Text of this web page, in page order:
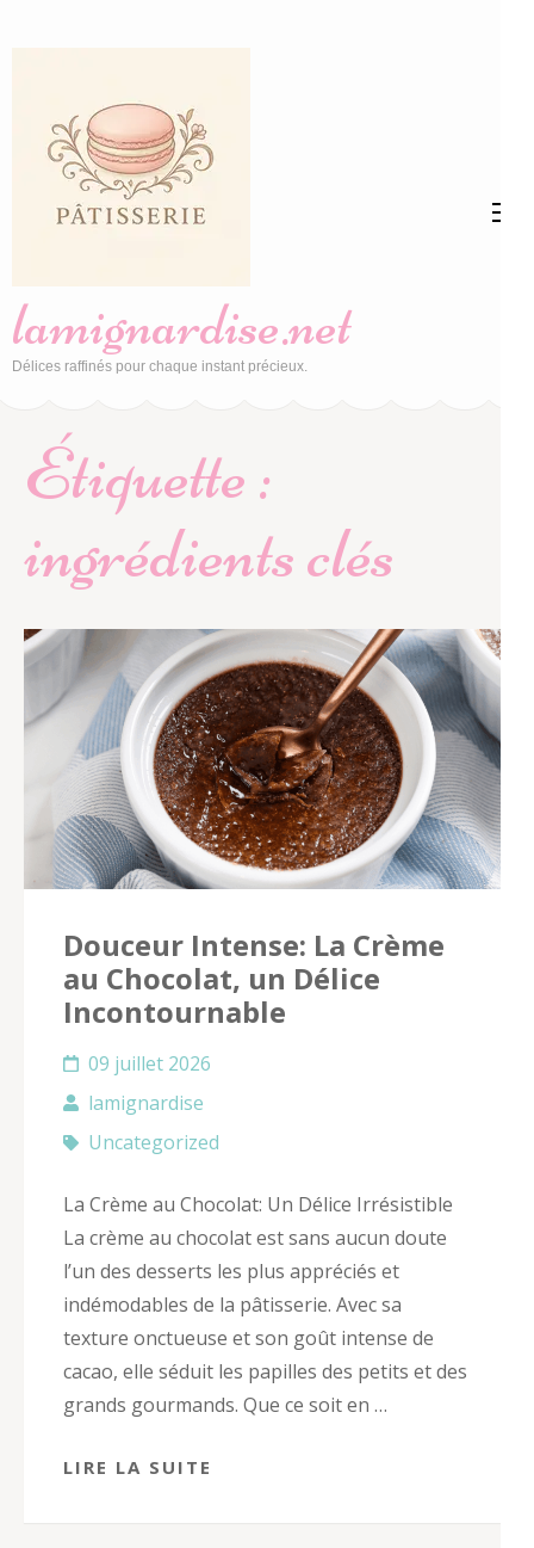
(Pressez
Entrée)
lamignardise.net
Délices raffinés pour chaque instant précieux.
Étiquette :
ingrédients clés
Douceur Intense: La Crème
au Chocolat, un Délice
Incontournable
09 juillet 2026
lamignardise
Uncategorized
La Crème au Chocolat: Un Délice Irrésistible
La crème au chocolat est sans aucun doute
l’un des desserts les plus appréciés et
indémodables de la pâtisserie. Avec sa
texture onctueuse et son goût intense de
cacao, elle séduit les papilles des petits et des
grands gourmands. Que ce soit en …
LIRE LA SUITE